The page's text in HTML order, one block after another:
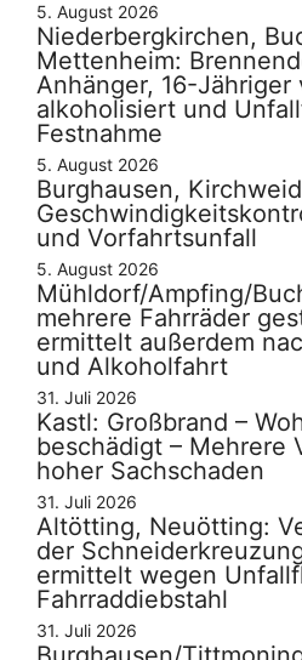
5. August 2026
Niederbergkirchen,
Mettenheim:
Anhänger, 16-
alkoholisiert und
Festnahme
5. August 2026
Burghausen,
und Vorfahrtsunfall
5. August 2026
Mühldorf/Ampfing/
mehrere Fahrräder
ermittelt außerdem
und Alkoholfahrt
31. Juli 2026
Kastl: Großbrand –
beschädigt – Mehrere
hoher Sachschaden
31. Juli 2026
Altötting, Neuötting:
der
ermittelt wegen
Fahrraddiebstahl
31. Juli 2026